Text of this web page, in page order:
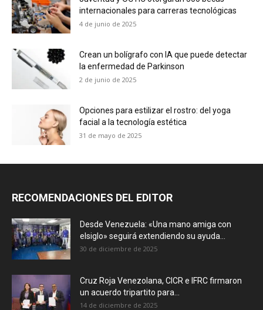
internacionales para carreras tecnológicas
4 de junio de 2025
Crean un bolígrafo con IA que puede detectar
la enfermedad de Parkinson
2 de junio de 2025
Opciones para estilizar el rostro: del yoga
facial a la tecnología estética
31 de mayo de 2025
RECOMENDACIONES DEL EDITOR
Desde Venezuela: «Una mano amiga con
elsiglo» seguirá extendiendo su ayuda...
30 de diciembre de 2025
Cruz Roja Venezolana, CICR e IFRC firmaron
un acuerdo tripartito para...
14 de diciembre de 2025